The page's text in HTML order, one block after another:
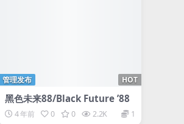
HOT
管理发布
黑色未来88/Black Future ’88
4 年前 0 0 2.2K 1